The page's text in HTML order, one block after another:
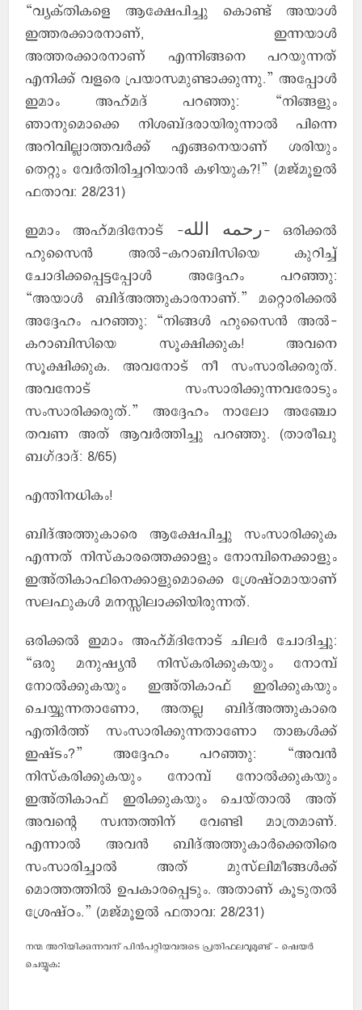
“വ്യക്തികളെ ആക്ഷേപിച്ചു കൊണ്ട് അയാള്‍
ഇത്തരക്കാരനാണ്, ഇന്നയാള്‍
അത്തരക്കാരനാണ് എന്നിങ്ങനെ പറയുന്നത്
എനിക്ക് വളരെ പ്രയാസമുണ്ടാക്കുന്നു.” അപ്പോള്‍
ഇമാം അഹ്മദ് പറഞ്ഞു: “നിങ്ങളും
ഞാനുമൊക്കെ നിശബ്ദരായിരുന്നാല്‍ പിന്നെ
അറിവില്ലാത്തവര്‍ക്ക് എങ്ങനെയാണ് ശരിയും
തെറ്റും വേര്‍തിരിച്ചറിയാന്‍ കഴിയുക?!” (മജ്മൂഉല്‍
ഫതാവ: 28/231)
ഇമാം അഹ്മദിനോട് -رحمه الله- ഒരിക്കല്‍
ഹുസൈന്‍ അല്‍-കറാബിസിയെ കുറിച്ച്
ചോദിക്കപ്പെട്ടപ്പോള്‍ അദ്ദേഹം പറഞ്ഞു:
“അയാള്‍ ബിദ്അത്തുകാരനാണ്.” മറ്റൊരിക്കല്‍
അദ്ദേഹം പറഞ്ഞു: “നിങ്ങള്‍ ഹുസൈന്‍ അല്‍-
കറാബിസിയെ സൂക്ഷിക്കുക! അവനെ
സൂക്ഷിക്കുക. അവനോട് നീ സംസാരിക്കരുത്.
അവനോട് സംസാരിക്കുന്നവരോടും
സംസാരിക്കരുത്.” അദ്ദേഹം നാലോ അഞ്ചോ
തവണ അത് ആവര്‍ത്തിച്ചു പറഞ്ഞു. (താരീഖു
ബഗ്ദാദ്: 8/65)
എന്തിനധികം!
ബിദ്അത്തുകാരെ ആക്ഷേപിച്ചു സംസാരിക്കുക
എന്നത് നിസ്കാരത്തെക്കാളും നോമ്പിനെക്കാളും
ഇഅ്തികാഫിനെക്കാളുമൊക്കെ ശ്രേഷ്ഠമായാണ്
സലഫുകള്‍ മനസ്സിലാക്കിയിരുന്നത്.
ഒരിക്കല്‍ ഇമാം അഹ്മ്ദിനോട് ചിലര്‍ ചോദിച്ചു:
“ഒരു മനുഷ്യന്‍ നിസ്കരിക്കുകയും നോമ്പ്
നോല്‍ക്കുകയും ഇഅ്തികാഫ് ഇരിക്കുകയും
ചെയ്യുന്നതാണോ, അതല്ല ബിദ്അത്തുകാരെ
എതിര്‍ത്ത് സംസാരിക്കുന്നതാണോ താങ്കള്‍ക്ക്
ഇഷ്ടം?” അദ്ദേഹം പറഞ്ഞു: “അവന്‍
നിസ്കരിക്കുകയും നോമ്പ് നോല്‍ക്കുകയും
ഇഅ്തികാഫ് ഇരിക്കുകയും ചെയ്താല്‍ അത്
അവന്റെ സ്വന്തത്തിന് വേണ്ടി മാത്രമാണ്.
എന്നാല്‍ അവന്‍ ബിദ്അത്തുകാര്‍ക്കെതിരെ
സംസാരിച്ചാല്‍ അത് മുസ്‌ലിമീങ്ങള്‍ക്ക്
മൊത്തത്തില്‍ ഉപകാരപ്പെടും. അതാണ് കൂടുതല്‍
ശ്രേഷ്ഠം.” (മജ്മൂഉല്‍ ഫതാവ: 28/231)
നന്മ അറിയിക്കുന്നവന് പിന്‍പറ്റിയവരുടെ പ്രതിഫലവുമുണ്ട് - ഷെയര്‍
ചെയ്യുക: